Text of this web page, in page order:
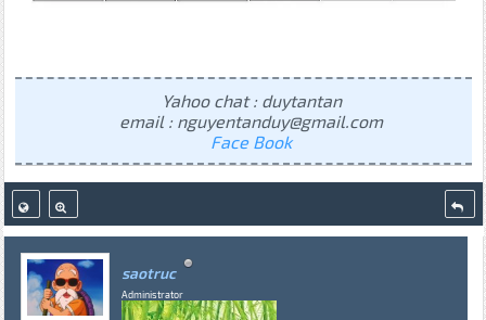
Yahoo chat : duytantan
email : nguyentanduy@gmail.com
Face Book
saotruc
Administrator